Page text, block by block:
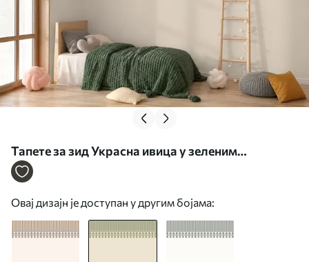
Тапете за зид Украсна ивица у зеленим
нијансама бр. w05151v1
Овај дизајн је доступан у другим бојама: